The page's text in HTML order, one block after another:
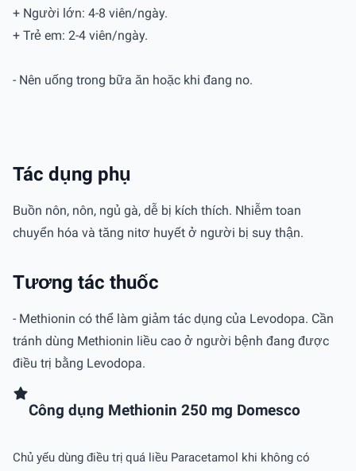
+ Người lớn: 4-8 viên/ngày.
+ Trẻ em: 2-4 viên/ngày.
- Nên uống trong bữa ăn hoặc khi đang no.
Tác dụng phụ
Buồn nôn, nôn, ngủ gà, dễ bị kích thích. Nhiễm toan
chuyển hóa và tăng nitơ huyết ở người bị suy thận.
Tương tác thuốc
- Methionin có thể làm giảm tác dụng của Levodopa. Cần
tránh dùng Methionin liều cao ở người bệnh đang được
điều trị bằng Levodopa.
Công dụng Methionin 250 mg Domesco
Chủ yếu dùng điều trị quá liều Paracetamol khi không có